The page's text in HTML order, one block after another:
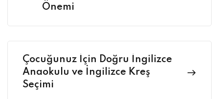
Önemi
Çocuğunuz İçin Doğru İngilizce
Anaokulu ve İngilizce Kreş
Seçimi